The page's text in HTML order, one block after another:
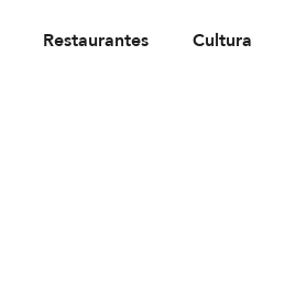
Restaurantes Cultura